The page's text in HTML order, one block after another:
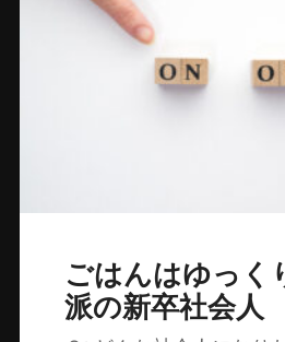
ごはんはゆっく
派の新卒社会人